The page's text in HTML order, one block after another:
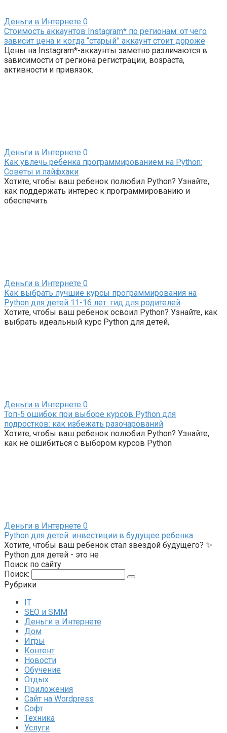
Деньги в Интернете 0
Стоимость аккаунтов Instagram* по регионам: от чего
зависит цена и когда “старый” аккаунт стоит дороже
Цены на Instagram*-аккаунты заметно различаются в
зависимости от региона регистрации, возраста,
активности и привязок.
Деньги в Интернете 0
Как увлечь ребенка программированием на Python:
Советы и лайфхаки
Хотите, чтобы ваш ребенок полюбил Python? Узнайте,
как поддержать интерес к программированию и
обеспечить
Деньги в Интернете 0
Как выбрать лучшие курсы программирования на
Python для детей 11-16 лет: гид для родителей
Хотите, чтобы ваш ребенок освоил Python? Узнайте, как
выбрать идеальный курс Python для детей,
Деньги в Интернете 0
Топ-5 ошибок при выборе курсов Python для
подростков: как избежать разочарований
Хотите, чтобы ваш ребенок полюбил Python? Узнайте,
как не ошибиться с выбором курсов Python
Деньги в Интернете 0
Python для детей: инвестиции в будущее ребенка
Хотите, чтобы ваш ребенок стал звездой будущего? ✨
Python для детей - это не
Поиск по сайту
Поиск:
Рубрики
IT
SEO и SMM
Деньги в Интернете
Дом
Игры
Контент
Новости
Обучение
Отдых
Приложения
Сайт на Wordpress
Софт
Техника
Услуги